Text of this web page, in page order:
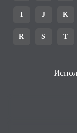
I J K
R S T